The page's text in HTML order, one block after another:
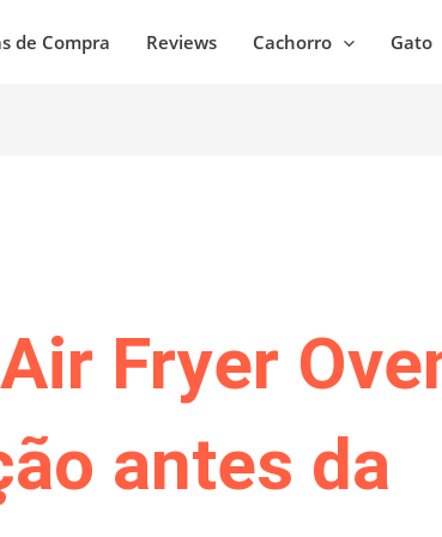
de Compra Reviews Cachorro Gato
Fryer
antes da